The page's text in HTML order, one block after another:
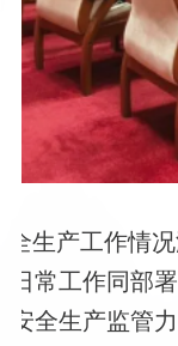
全生产工作情
日常工作同部
安全生产监管